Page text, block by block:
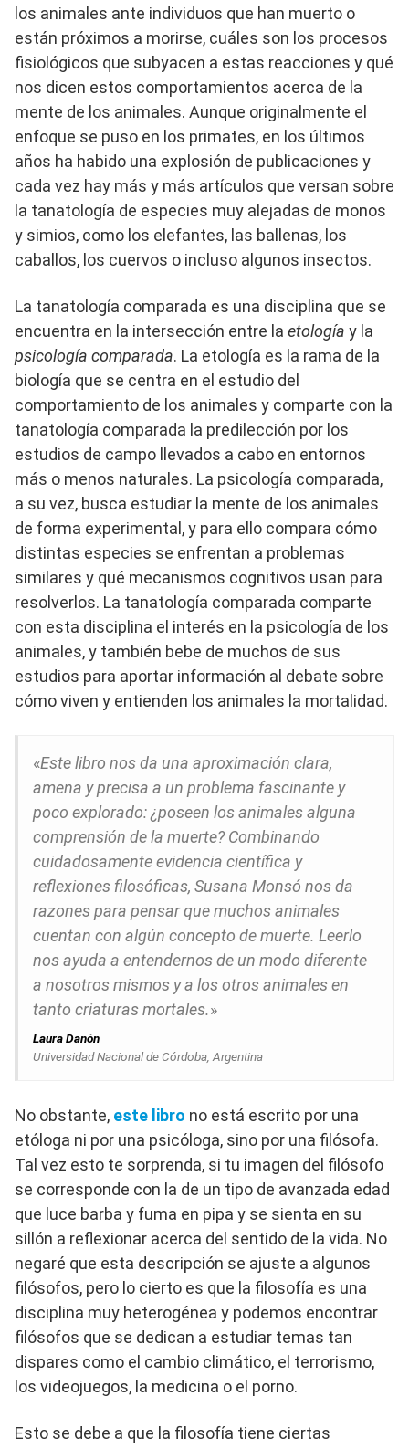
los animales ante individuos que han muerto o
están próximos a morirse, cuáles son los procesos
fisiológicos que subyacen a estas reacciones y qué
nos dicen estos comportamientos acerca de la
mente de los animales. Aunque originalmente el
enfoque se puso en los primates, en los últimos
años ha habido una explosión de publicaciones y
cada vez hay más y más artículos que versan sobre
la tanatología de especies muy alejadas de monos
y simios, como los elefantes, las ballenas, los
caballos, los cuervos o incluso algunos insectos.
La tanatología comparada es una disciplina que se
encuentra en la intersección entre la etología y la
psicología comparada. La etología es la rama de la
biología que se centra en el estudio del
comportamiento de los animales y comparte con la
tanatología comparada la predilección por los
estudios de campo llevados a cabo en entornos
más o menos naturales. La psicología comparada,
a su vez, busca estudiar la mente de los animales
de forma experimental, y para ello compara cómo
distintas especies se enfrentan a problemas
similares y qué mecanismos cognitivos usan para
resolverlos. La tanatología comparada comparte
con esta disciplina el interés en la psicología de los
animales, y también bebe de muchos de sus
estudios para aportar información al debate sobre
cómo viven y entienden los animales la mortalidad.
«Este libro nos da una aproximación clara,
amena y precisa a un problema fascinante y
poco explorado: ¿poseen los animales alguna
comprensión de la muerte? Combinando
cuidadosamente evidencia científica y
reflexiones filosóficas, Susana Monsó nos da
razones para pensar que muchos animales
cuentan con algún concepto de muerte. Leerlo
nos ayuda a entendernos de un modo diferente
a nosotros mismos y a los otros animales en
tanto criaturas mortales.»
Laura Danón
Universidad Nacional de Córdoba, Argentina
No obstante, este libro no está escrito por una
etóloga ni por una psicóloga, sino por una filósofa.
Tal vez esto te sorprenda, si tu imagen del filósofo
se corresponde con la de un tipo de avanzada edad
que luce barba y fuma en pipa y se sienta en su
sillón a reflexionar acerca del sentido de la vida. No
negaré que esta descripción se ajuste a algunos
filósofos, pero lo cierto es que la filosofía es una
disciplina muy heterogénea y podemos encontrar
filósofos que se dedican a estudiar temas tan
dispares como el cambio climático, el terrorismo,
los videojuegos, la medicina o el porno.
Esto se debe a que la filosofía tiene ciertas